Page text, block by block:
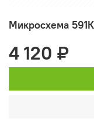
Микросхема
4 120 ₽